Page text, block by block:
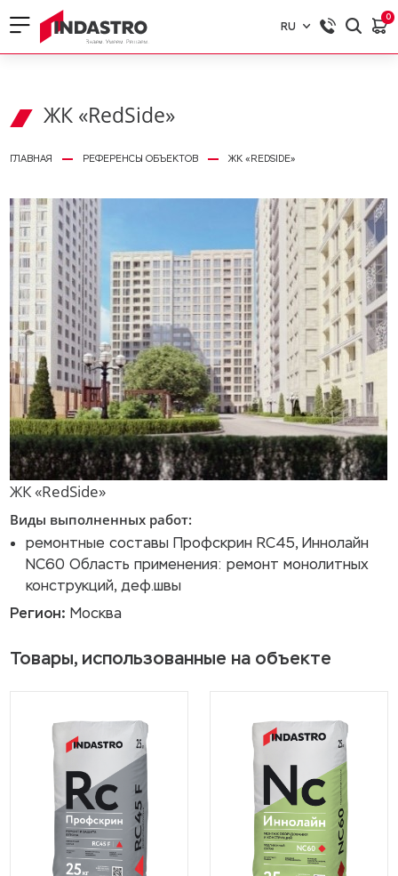
RU
RU
0
ЖК «RedSide»
ГЛАВНАЯ РЕФЕРЕНСЫ ОБЪЕКТОВ ЖК «REDSIDE»
ЖК «RedSide»
Виды выполненных работ:
ремонтные составы Профскрин RC45, Иннолайн
NC60 Область применения: ремонт монолитных
конструкций, деф.швы
Регион: Москва
Товары, использованные на объекте